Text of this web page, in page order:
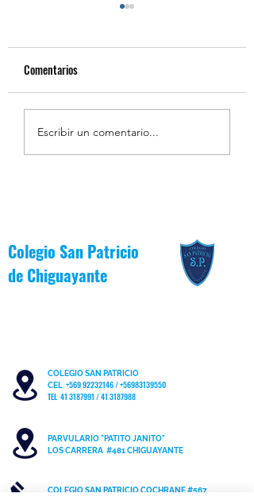
Estudiantes Destacados
Comentarios
Escribir un comentario...
Colegio San Patricio
de Chiguayante
COLEGIO SAN PATRICIO
CEL +569 92232146/+56983139550
TEL 41 3187991 / 41 3187988
PARVULARIO "PATITO JANITO"
LOS CARRERA #481 CHIGUAYANTE
COLEGIO SAN PATRICIO COCHRANE #567